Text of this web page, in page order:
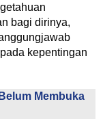
bagi dirinya,
kepentingan
Membuka